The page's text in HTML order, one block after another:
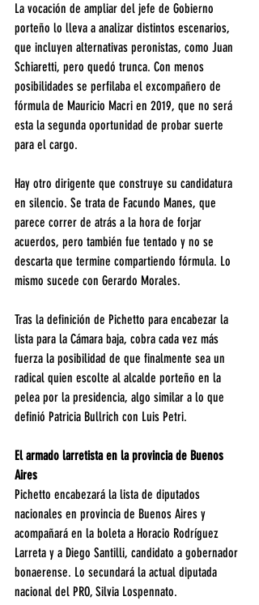
La vocación de ampliar del jefe de Gobierno
porteño lo lleva a analizar distintos escenarios,
que incluyen alternativas peronistas, como Juan
Schiaretti, pero quedó trunca. Con menos
posibilidades se perfilaba el excompañero de
fórmula de Mauricio Macri en 2019, que no será
esta la segunda oportunidad de probar suerte
para el cargo.
Hay otro dirigente que construye su candidatura
en silencio. Se trata de Facundo Manes, que
parece correr de atrás a la hora de forjar
acuerdos, pero también fue tentado y no se
descarta que termine compartiendo fórmula. Lo
mismo sucede con Gerardo Morales.
Tras la definición de Pichetto para encabezar la
lista para la Cámara baja, cobra cada vez más
fuerza la posibilidad de que finalmente sea un
radical quien escolte al alcalde porteño en la
pelea por la presidencia, algo similar a lo que
definió Patricia Bullrich con Luis Petri.
El armado larretista en la provincia de Buenos
Aires
Pichetto encabezará la lista de diputados
nacionales en provincia de Buenos Aires y
acompañará en la boleta a Horacio Rodríguez
Larreta y a Diego Santilli, candidato a gobernador
bonaerense. Lo secundará la actual diputada
nacional del PRO, Silvia Lospennato.